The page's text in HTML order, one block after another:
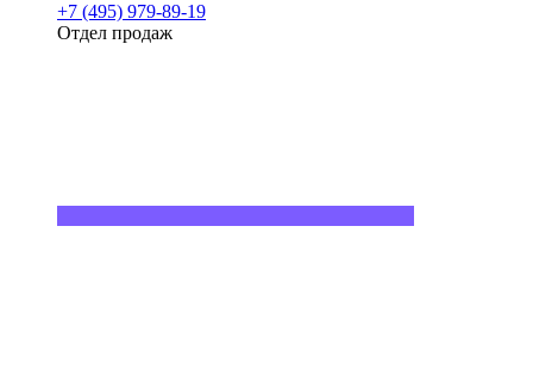
+7 (495) 979-89-19
Отдел продаж